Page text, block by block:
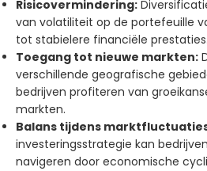
Risicovermindering:
van volatiliteit op de portefeuille
tot stabielere financiële prestaties.
Toegang tot nieuwe markten:
verschillende geografische
bedrijven profiteren van
markten.
Balans tijdens
investeringsstrategie kan
navigeren door economische